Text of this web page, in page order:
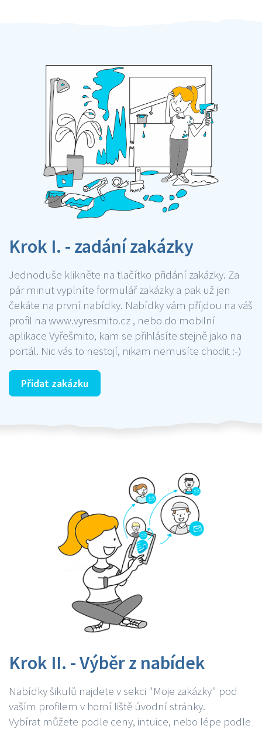
Krok I. - zadání zakázky
Jednoduše klikněte na tlačítko přidání zakázky. Za
pár minut vyplníte formulář zakázky a pak už jen
čekáte na první nabídky. Nabídky vám příjdou na váš
profil na www.vyresmito.cz , nebo do mobilní
aplikace Vyřešmito, kam se přihlásíte stejně jako na
portál. Nic vás to nestojí, nikam nemusíte chodit :-)
Přidat zakázku
Krok II. - Výběr z nabídek
Nabídky šikulů najdete v sekci "Moje zakázky" pod
vaším profilem v horní liště úvodní stránky.
Vybírat můžete podle ceny, intuice, nebo lépe podle